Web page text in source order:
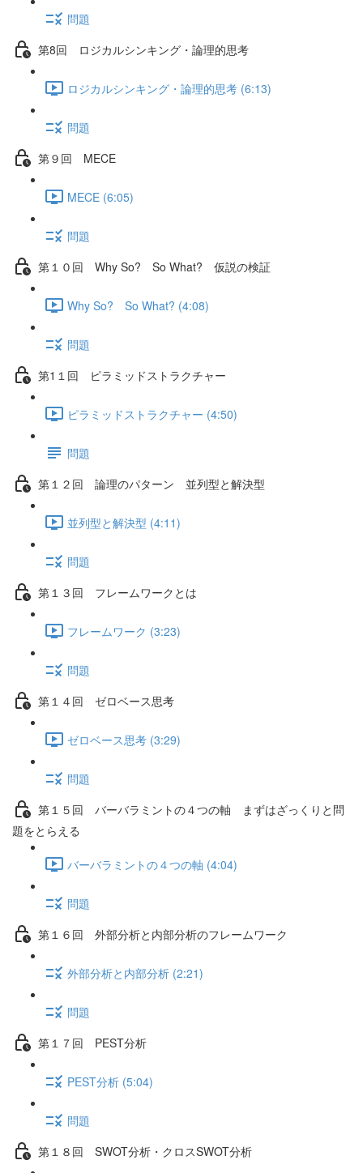
問題
第8回 ロジカルシンキング・論理的思考
ロジカルシンキング・論理的思考 (6:13)
問題
第９回 MECE
MECE (6:05)
問題
第１０回 Why So? So What? 仮説の検証
Why So? So What? (4:08)
問題
第1１回 ピラミッドストラクチャー
ピラミッドストラクチャー (4:50)
問題
第１２回 論理のパターン 並列型と解決型
並列型と解決型 (4:11)
問題
第１３回 フレームワークとは
フレームワーク (3:23)
問題
第１４回 ゼロベース思考
ゼロベース思考 (3:29)
問題
第１５回 バーバラミントの４つの軸 まずはざっくりと問
題をとらえる
バーバラミントの４つの軸 (4:04)
問題
第１６回 外部分析と内部分析のフレームワーク
外部分析と内部分析 (2:21)
問題
第１７回 PEST分析
PEST分析 (5:04)
問題
第１８回 SWOT分析・クロスSWOT分析